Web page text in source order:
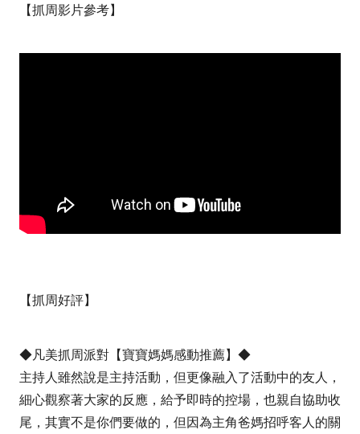
【抓周影片參考】
【抓周好評】
◆凡美抓周派對【寶寶媽媽感動推薦】◆
主持人雖然說是主持活動，但更像融入了活動中的友人，
細心觀察著大家的反應，給予即時的控場，也親自協助收
尾，其實不是你們要做的，但因為主角爸媽招呼客人的關